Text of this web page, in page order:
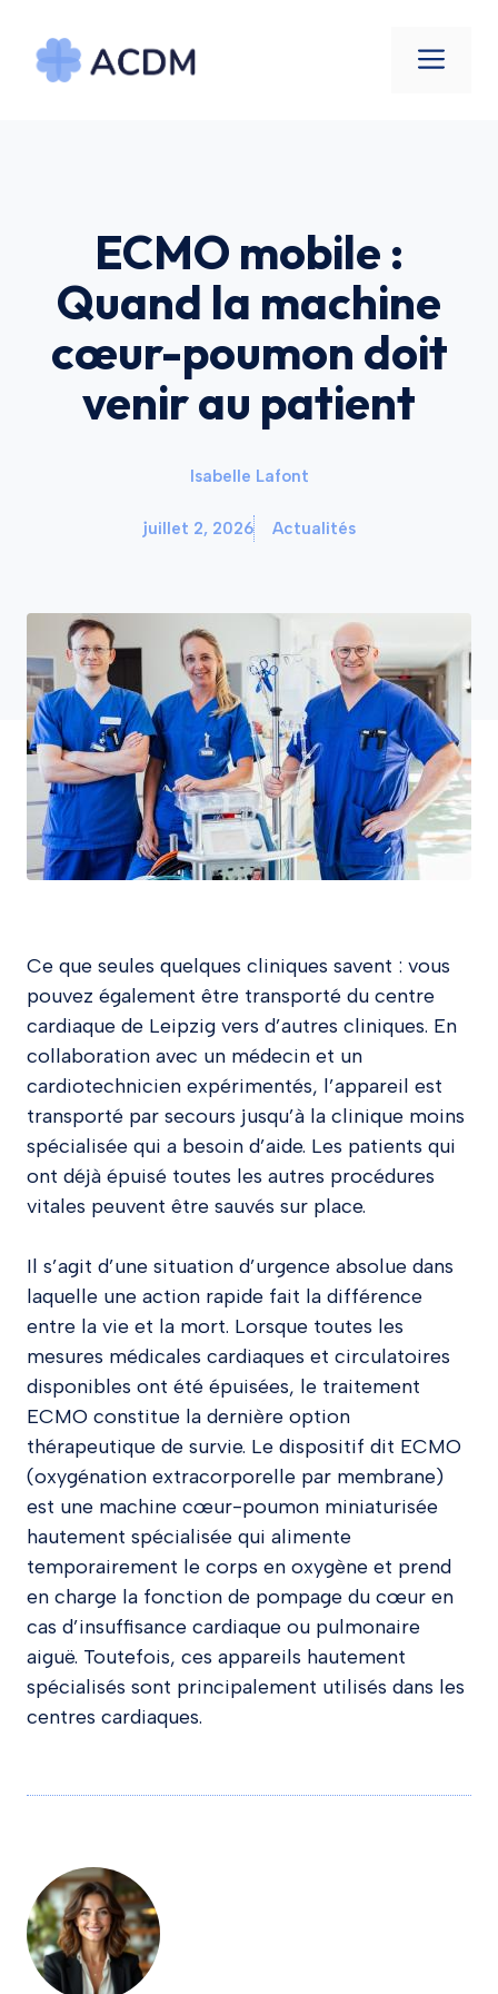
contenu
ECMO mobile :
Quand la machine
cœur-poumon doit
venir au patient
Isabelle Lafont
juillet 2, 2026 Actualités
Ce que seules quelques cliniques savent : vous
pouvez également être transporté du centre
cardiaque de Leipzig vers d’autres cliniques. En
collaboration avec un médecin et un
cardiotechnicien expérimentés, l’appareil est
transporté par secours jusqu’à la clinique moins
spécialisée qui a besoin d’aide. Les patients qui
ont déjà épuisé toutes les autres procédures
vitales peuvent être sauvés sur place.
Il s’agit d’une situation d’urgence absolue dans
laquelle une action rapide fait la différence
entre la vie et la mort. Lorsque toutes les
mesures médicales cardiaques et circulatoires
disponibles ont été épuisées, le traitement
ECMO constitue la dernière option
thérapeutique de survie. Le dispositif dit ECMO
(oxygénation extracorporelle par membrane)
est une machine cœur-poumon miniaturisée
hautement spécialisée qui alimente
temporairement le corps en oxygène et prend
en charge la fonction de pompage du cœur en
cas d’insuffisance cardiaque ou pulmonaire
aiguë. Toutefois, ces appareils hautement
spécialisés sont principalement utilisés dans les
centres cardiaques.